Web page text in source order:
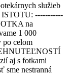
služieb
ISTOTU: -----------
na
1 000
po celom
aj s fotkami
sme nestranná